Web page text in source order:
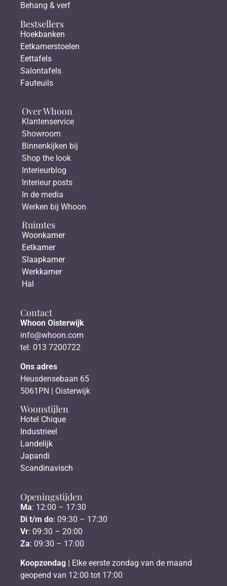
Behang & verf
Bestsellers
Hoekbanken
Eetkamerstoelen
Eettafels
Salontafels
Fauteuils
Over Whoon
Klantenservice
Showroom
Binnenkijken bij
Shop the look
Interieurblog
Interieur posts
In de media
Werken bij Whoon
Ruimtes
Woonkamer
Eetkamer
Slaapkamer
Werkkamer
Hal
Contact
Whoon Oisterwijk
info@whoon.com
tel: 013 7200722
Ons adres
Heusdensebaan 65
5061PN | Oisterwijk
Woonstijlen
Hotel Chique
Industrieel
Landelijk
Japandi
Scandinavisch
Openingstijden
Ma: 12:00 – 17:30
Di t/m do: 09:30 – 17:30
Vr: 09:30 – 20:00
Za: 09:30 – 17:00
Koopzondag | Elke eerste zondag van de maand
geopend van 12:00 tot 17:00